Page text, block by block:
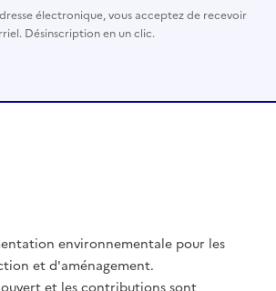
électronique, vous acceptez de recevoir
Désinscription en un clic.
environnementale pour les
et d'aménagement.